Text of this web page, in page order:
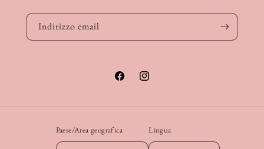
Indirizzo email
FacebookInstagram
Paese/Area geografica Lingua